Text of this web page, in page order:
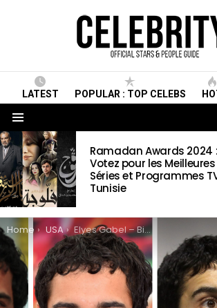
LATEST POPULAR : TOP CELEBS
LATEST
STORIES
Ramadan Awards 2024 :
Votez pour les Meilleures
Séries et Programmes
Tunisie
You are here:
Home USA Elyes Gabel – Biographie, Marié, Femme, Femme, Rencontres, Petite amie